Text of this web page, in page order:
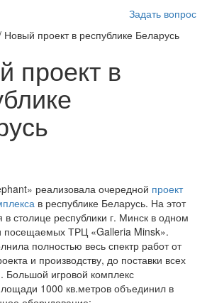
Задать вопрос
Новый проект в республике Беларусь
проект в
реализовала очередной проект
в республике Беларусь. На этот
в столице республики г. Минск в одном
посещаемых ТРЦ «Galleria Minsk».
полностью весь спектр работ от
и производству, до поставки всех
Большой игровой комплекс
1000 кв.метров объединил в